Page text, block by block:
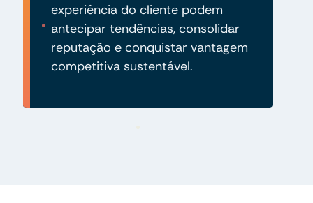
experiência do cliente podem
antecipar tendências, consolidar
reputação e conquistar vantagem
competitiva sustentável.